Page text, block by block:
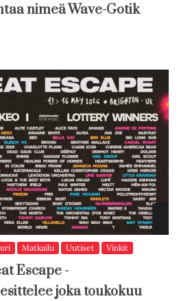
nimeä Wave-Gotik
Matkailu Uutiset Vinkit
Escape -
joka toukokuu